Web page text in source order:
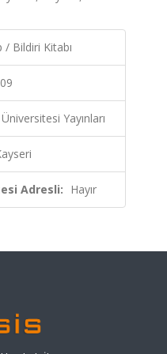
/ Bildiri Kitabı
Yayınları
Adresli: Hayır